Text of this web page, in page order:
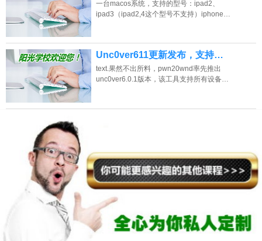
一台macos系统，支持的型号：ipad2、
ipad3（ipad2,4这个型号不支持）iphone…
Unc0ver611更新发布，支持…
text.果然不出所料，pwn20wnd率先推出
unc0ver6.0.1版本，该工具支持所有设备…